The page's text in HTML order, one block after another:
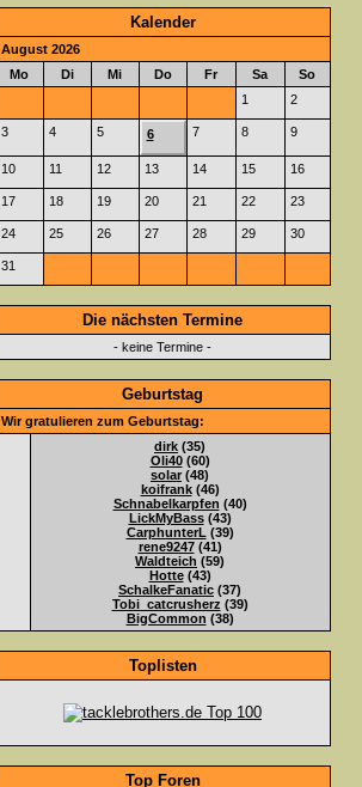
Kalender
August 2026
Mo
Di Mi Do Fr Sa
So
1
2
3 4 5 6 7 8 9
10 11 12 13 14 15 16
17 18 19 20 21 22 23
24 25 26 27 28 29 30
31
Die nächsten Termine
- keine Termine -
Geburtstag
Wir gratulieren zum Geburtstag:
dirk (35)
Oli40(60)
solar (48)
koifrank(46)
Schnabelkarpfen (40)
LickMyBass(43)
CarphunterL (39)
rene9247(41)
Waldteich (59)
Hotte(43)
SchalkeFanatic (37)
Tobi_catcrusherz (39)
BigCommon (38)
Toplisten
Top Foren